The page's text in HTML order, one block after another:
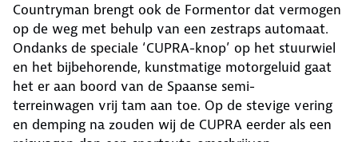
Countryman brengt ook de Formentor dat vermogen
op de weg met behulp van een zestraps automaat.
Ondanks de speciale ‘CUPRA-knop’ op het stuurwiel
en het bijbehorende, kunstmatige motorgeluid gaat
het er aan boord van de Spaanse semi-
terreinwagen vrij tam aan toe. Op de stevige vering
en demping na zouden wij de CUPRA eerder als een